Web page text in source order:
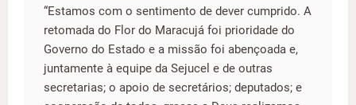
“Estamos com o sentimento de dever cumprido. A
retomada do Flor do Maracujá foi prioridade do
Governo do Estado e a missão foi abençoada e,
juntamente à equipe da Sejucel e de outras
secretarias; o apoio de secretários; deputados; e